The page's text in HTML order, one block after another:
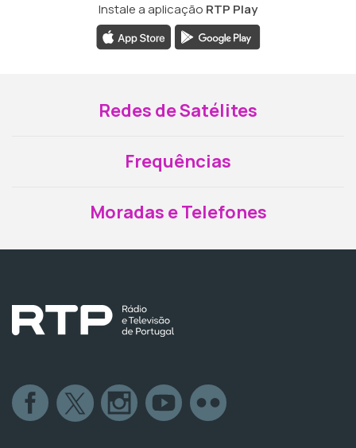
Instale a aplicação RTP Play
Redes de Satélites
Frequências
Moradas e Telefones